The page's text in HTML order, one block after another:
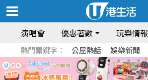
演唱會 優惠著數 玩樂情報
熱門關鍵字： 公屋熱話 娛樂新聞